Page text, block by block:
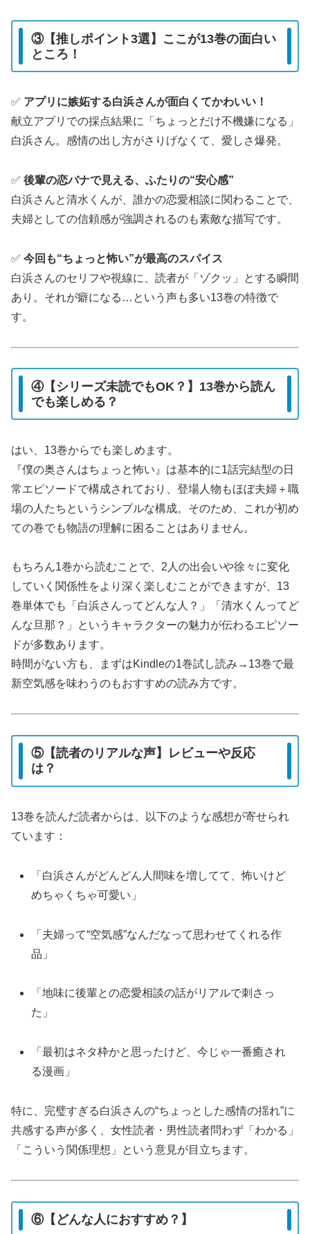
③【推しポイント3選】ここが13巻の面白い
ところ！
✅ アプリに嫉妬する白浜さんが面白くてかわいい！
献立アプリでの採点結果に「ちょっとだけ不機嫌になる」
白浜さん。感情の出し方がさりげなくて、愛しさ爆発。
✅ 後輩の恋バナで見える、ふたりの“安心感”
白浜さんと清水くんが、誰かの恋愛相談に関わることで、
夫婦としての信頼感が強調されるのも素敵な描写です。
✅ 今回も“ちょっと怖い”が最高のスパイス
白浜さんのセリフや視線に、読者が「ゾクッ」とする瞬間
あり。それが癖になる…という声も多い13巻の特徴で
す。
④【シリーズ未読でもOK？】13巻から読ん
でも楽しめる？
はい、13巻からでも楽しめます。
『僕の奥さんはちょっと怖い』は基本的に1話完結型の日
常エピソードで構成されており、登場人物もほぼ夫婦＋職
場の人たちというシンプルな構成。そのため、これが初め
ての巻でも物語の理解に困ることはありません。
もちろん1巻から読むことで、2人の出会いや徐々に変化
していく関係性をより深く楽しむことができますが、13
巻単体でも「白浜さんってどんな人？」「清水くんってど
んな旦那？」というキャラクターの魅力が伝わるエピソー
ドが多数あります。
時間がない方も、まずはKindleの1巻試し読み→13巻で最
新空気感を味わうのもおすすめの読み方です。
⑤【読者のリアルな声】レビューや反応
は？
13巻を読んだ読者からは、以下のような感想が寄せられ
ています：
「白浜さんがどんどん人間味を増してて、怖いけど
めちゃくちゃ可愛い」
「夫婦って“空気感”なんだなって思わせてくれる作
品」
「地味に後輩との恋愛相談の話がリアルで刺さっ
た」
「最初はネタ枠かと思ったけど、今じゃ一番癒され
る漫画」
特に、完璧すぎる白浜さんの“ちょっとした感情の揺れ”に
共感する声が多く、女性読者・男性読者問わず「わかる」
「こういう関係理想」という意見が目立ちます。
⑥【どんな人におすすめ？】